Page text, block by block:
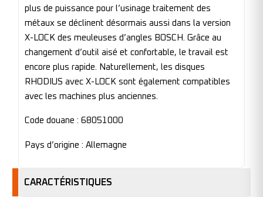
plus de puissance pour l’usinage traitement des
métaux se déclinent désormais aussi dans la version
X-LOCK des meuleuses d’angles BOSCH. Grâce au
changement d’outil aisé et confortable, le travail est
encore plus rapide. Naturellement, les disques
RHODIUS avec X-LOCK sont également compatibles
avec les machines plus anciennes.
Code douane : 68051000
Pays d’origine : Allemagne
CARACTÉRISTIQUES